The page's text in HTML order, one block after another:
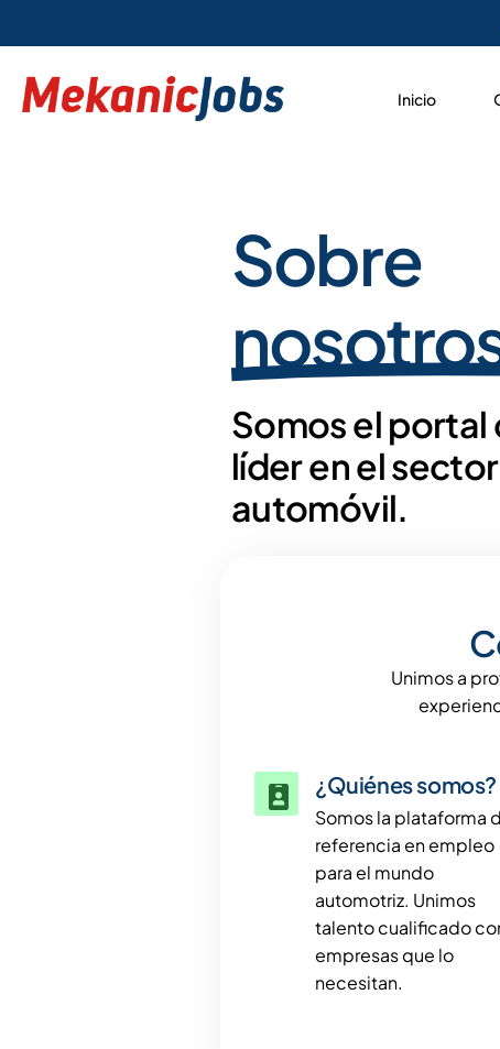
Inicio
Sobre
Somos el
líder en el
automóvil.
Unimos a
¿Quiénes somos?
Somos la plataforma
referencia en empleo
para el mundo
automotriz. Unimos
talento cualificado
empresas que lo
necesitan.